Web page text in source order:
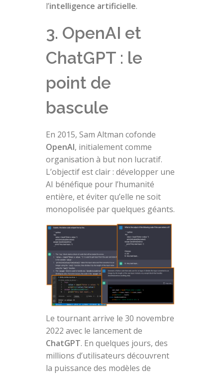
l’intelligence artificielle.
3. OpenAI et
ChatGPT : le
point de
bascule
En 2015, Sam Altman cofonde
OpenAI, initialement comme
organisation à but non lucratif.
L’objectif est clair : développer une
AI bénéfique pour l’humanité
entière, et éviter qu’elle ne soit
monopolisée par quelques géants.
Le tournant arrive le 30 novembre
2022 avec le lancement de
ChatGPT. En quelques jours, des
millions d’utilisateurs découvrent
la puissance des modèles de